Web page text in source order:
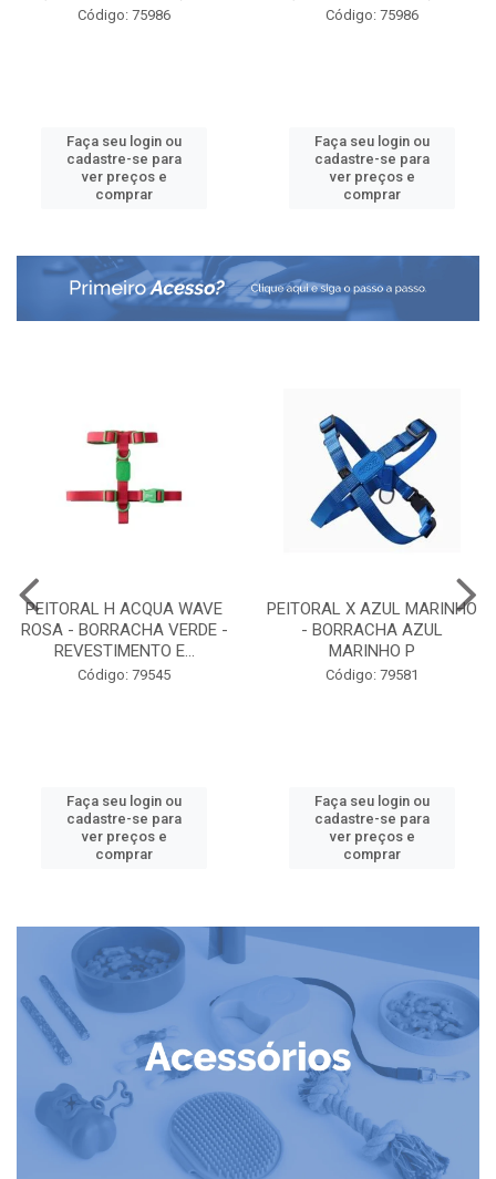
Código: 75986
Faça seu login ou
cadastre-se para
ver preços e
comprar
Código: 75986
Faça seu login ou
cadastre-se para
ver preços e
comprar
PEITORAL H ACQUA WAVE
ROSA - BORRACHA VERDE -
REVESTIMENTO E...
Código: 79545
Faça seu login ou
cadastre-se para
ver preços e
comprar
PEITORAL X AZUL MARINHO
- BORRACHA AZUL
MARINHO P
Código: 79581
Faça seu login ou
cadastre-se para
ver preços e
comprar